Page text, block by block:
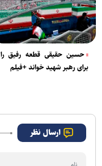
حسین حقیقی قطعه رفیق را
برای رهبر شهید خواند +فیلم
ارسال نظر